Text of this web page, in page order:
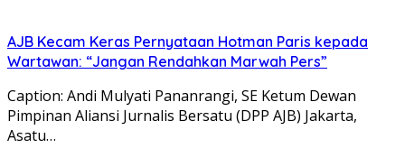
AJB Kecam Keras Pernyataan Hotman Paris kepada
Wartawan: “Jangan Rendahkan Marwah Pers”
Caption: Andi Mulyati Pananrangi, SE Ketum Dewan
Pimpinan Aliansi Jurnalis Bersatu (DPP AJB) Jakarta,
Asatu…